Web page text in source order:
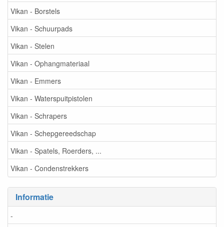
Vikan - Borstels
Vikan - Schuurpads
Vikan - Stelen
Vikan - Ophangmateriaal
Vikan - Emmers
Vikan - Waterspuitpistolen
Vikan - Schrapers
Vikan - Schepgereedschap
Vikan - Spatels, Roerders, ...
Vikan - Condenstrekkers
Informatie
-